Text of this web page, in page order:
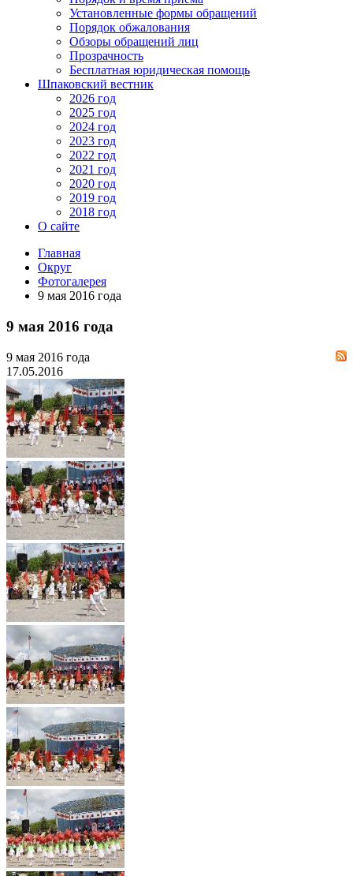
Установленные формы обращений
Порядок обжалования
Обзоры обращений лиц
Прозрачность
Бесплатная юридическая помощь
Шпаковский вестник
2026 год
2025 год
2024 год
2023 год
2022 год
2021 год
2020 год
2019 год
2018 год
О сайте
Главная
Округ
Фотогалерея
9 мая 2016 года
9 мая 2016 года
9 мая 2016 года
17.05.2016